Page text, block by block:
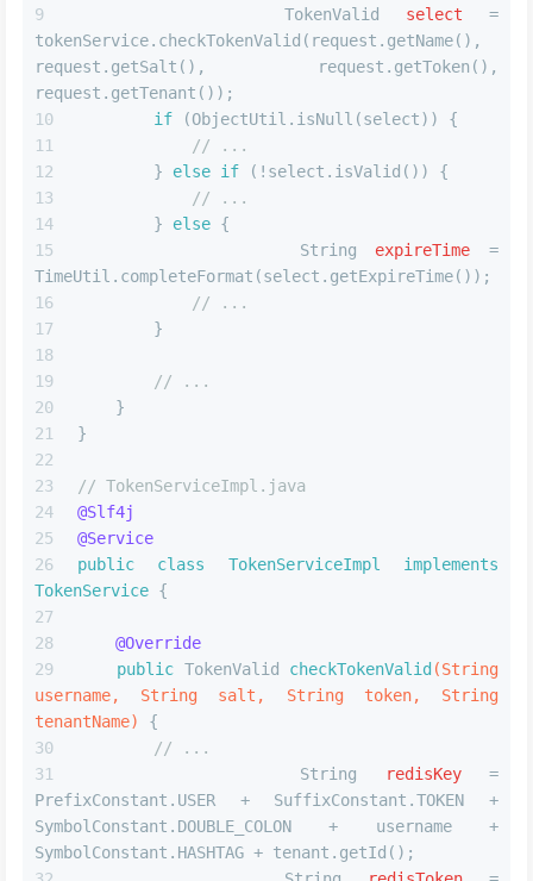
TokenValid
select
=
tokenService.checkTokenValid(request.getName(),
request.getSalt(), request.getToken(),
request.getTenant());
if (ObjectUtil.isNull(select)) {
// ...
        }
else if (!select.isValid()) {
// ...
        }
else {
String
expireTime
=
TimeUtil.completeFormat(select.getExpireTime());
// ...
        }
// ...
    }
}
// TokenServiceImpl.java
@Slf4j
@Service
public
class TokenServiceImpl
implements
TokenService {
@Override
public TokenValid checkTokenValid (String
username, String salt, String token, String
tenantName)
{
// ...
String
redisKey
=
PrefixConstant.USER + SuffixConstant.TOKEN +
SymbolConstant.DOUBLE_COLON + username +
SymbolConstant.HASHTAG + tenant.getId();